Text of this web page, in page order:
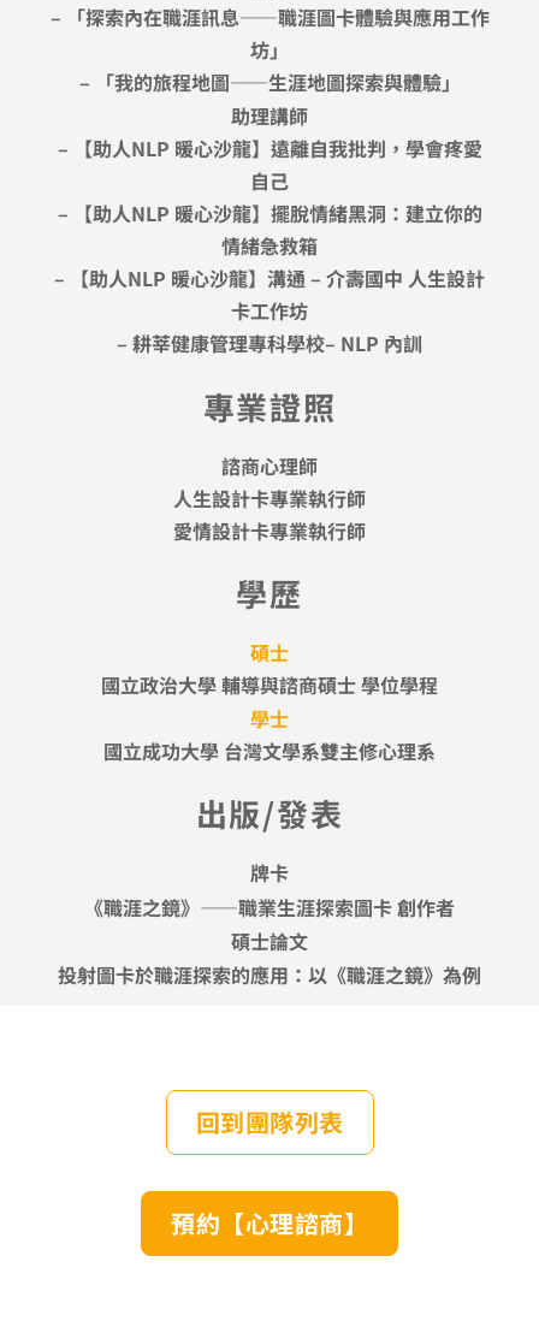
– 「探索內在職涯訊息——職涯圖卡體驗與應用工作
坊」
– 「我的旅程地圖——生涯地圖探索與體驗」
助理講師
– 【助人NLP 暖心沙龍】遠離自我批判，學會疼愛
自己
– 【助人NLP 暖心沙龍】擺脫情緒黑洞：建立你的
情緒急救箱
– 【助人NLP 暖心沙龍】溝通 – 介壽國中 人生設計
卡工作坊
– 耕莘健康管理專科學校– NLP 內訓
專業證照
諮商心理師
人生設計卡專業執行師
愛情設計卡專業執行師
學歷
碩士
國立政治大學 輔導與諮商碩士 學位學程
學士
國立成功大學 台灣文學系雙主修心理系
出版/發表
牌卡
《職涯之鏡》——職業生涯探索圖卡 創作者
碩士論文
投射圖卡於職涯探索的應用：以《職涯之鏡》為例
回到團隊列表
預約【心理諮商】